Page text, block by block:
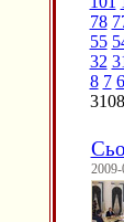
78
55
32
8 7 6
3108